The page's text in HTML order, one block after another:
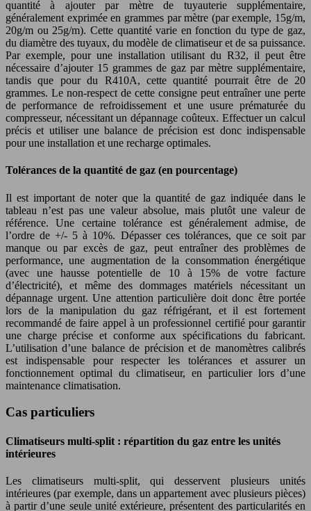
quantité à ajouter par mètre de tuyauterie supplémentaire,
généralement exprimée en grammes par mètre (par exemple, 15g/m,
20g/m ou 25g/m). Cette quantité varie en fonction du type de gaz,
du diamètre des tuyaux, du modèle de climatiseur et de sa puissance.
Par exemple, pour une installation utilisant du R32, il peut être
nécessaire d’ajouter 15 grammes de gaz par mètre supplémentaire,
tandis que pour du R410A, cette quantité pourrait être de 20
grammes. Le non-respect de cette consigne peut entraîner une perte
de performance de refroidissement et une usure prématurée du
compresseur, nécessitant un dépannage coûteux. Effectuer un calcul
précis et utiliser une balance de précision est donc indispensable
pour une installation et une recharge optimales.
Tolérances de la quantité de gaz (en pourcentage)
Il est important de noter que la quantité de gaz indiquée dans le
tableau n’est pas une valeur absolue, mais plutôt une valeur de
référence. Une certaine tolérance est généralement admise, de
l’ordre de +/- 5 à 10%. Dépasser ces tolérances, que ce soit par
manque ou par excès de gaz, peut entraîner des problèmes de
performance, une augmentation de la consommation énergétique
(avec une hausse potentielle de 10 à 15% de votre facture
d’électricité), et même des dommages matériels nécessitant un
dépannage urgent. Une attention particulière doit donc être portée
lors de la manipulation du gaz réfrigérant, et il est fortement
recommandé de faire appel à un professionnel certifié pour garantir
une charge précise et conforme aux spécifications du fabricant.
L’utilisation d’une balance de précision et de manomètres calibrés
est indispensable pour respecter les tolérances et assurer un
fonctionnement optimal du climatiseur, en particulier lors d’une
maintenance climatisation.
Cas particuliers
Climatiseurs multi-split : répartition du gaz entre les unités
intérieures
Les climatiseurs multi-split, qui desservent plusieurs unités
intérieures (par exemple, dans un appartement avec plusieurs pièces)
à partir d’une seule unité extérieure, présentent des particularités en